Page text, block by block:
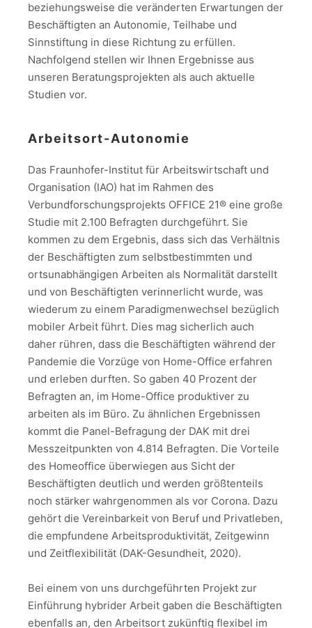
beziehungsweise die veränderten Erwartungen der
Beschäftigten an Autonomie, Teilhabe und
Sinnstiftung in diese Richtung zu erfüllen.
Nachfolgend stellen wir Ihnen Ergebnisse aus
unseren Beratungsprojekten als auch aktuelle
Studien vor.
Arbeitsort-Autonomie
Das Fraunhofer-Institut für Arbeitswirtschaft und
Organisation (IAO) hat im Rahmen des
Verbundforschungsprojekts OFFICE 21® eine große
Studie mit 2.100 Befragten durchgeführt. Sie
kommen zu dem Ergebnis, dass sich das Verhältnis
der Beschäftigten zum selbstbestimmten und
ortsunabhängigen Arbeiten als Normalität darstellt
und von Beschäftigten verinnerlicht wurde, was
wiederum zu einem Paradigmenwechsel bezüglich
mobiler Arbeit führt. Dies mag sicherlich auch
daher rühren, dass die Beschäftigten während der
Pandemie die Vorzüge von Home-Office erfahren
und erleben durften. So gaben 40 Prozent der
Befragten an, im Home-Office produktiver zu
arbeiten als im Büro. Zu ähnlichen Ergebnissen
kommt die Panel-Befragung der DAK mit drei
Messzeitpunkten von 4.814 Befragten. Die Vorteile
des Homeoffice überwiegen aus Sicht der
Beschäftigten deutlich und werden größtenteils
noch stärker wahrgenommen als vor Corona. Dazu
gehört die Vereinbarkeit von Beruf und Privatleben,
die empfundene Arbeitsproduktivität, Zeitgewinn
und Zeitflexibilität (DAK-Gesundheit, 2020).
Bei einem von uns durchgeführten Projekt zur
Einführung hybrider Arbeit gaben die Beschäftigten
ebenfalls an, den Arbeitsort zukünftig flexibel im